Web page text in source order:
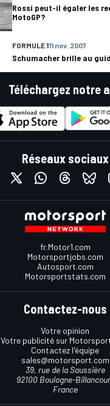
Rossi peut-il égaler les
MotoGP?
FORMULE 111 nov. 2007
Schumacher brille au
Téléchargez notre
Réseaux sociaux
fr.Motor1.com
Motorsportjobs.com
Autosport.com
Motorsportstats.com
Contactez-nous
Votre opinion
Votre publicité sur
Contactez l'équipe
sales@motorsport.com
39, rue de la Saussière
92100 Boulogne-
France